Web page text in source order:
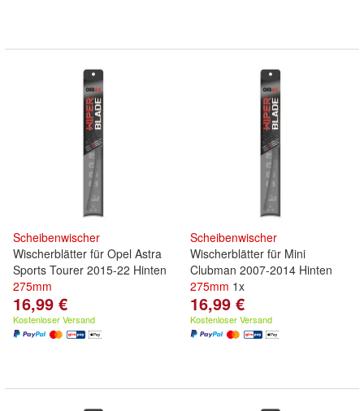
Scheibenwischer
Wischerblätter für Opel Astra
Sports Tourer 2015-22 Hinten
275mm
16,99 €
Kostenloser Versand
Scheibenwischer
Wischerblätter für Mini
Clubman 2007-2014 Hinten
275mm 1x
16,99 €
Kostenloser Versand